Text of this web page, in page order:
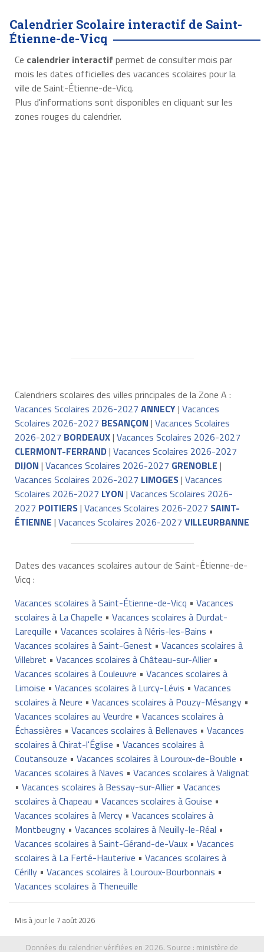
Calendrier Scolaire interactif de Saint-
Étienne-de-Vicq
Ce calendrier interactif permet de consulter mois par
mois les dates officielles des vacances scolaires pour la
ville de Saint-Étienne-de-Vicq.
Plus d'informations sont disponibles en cliquant sur les
zones rouges du calendrier.
Calendriers scolaires des villes principales de la Zone A :
Vacances Scolaires 2026-2027 ANNECY| Vacances
Scolaires 2026-2027 BESANÇON | Vacances Scolaires
2026-2027 BORDEAUX| Vacances Scolaires 2026-2027
CLERMONT-FERRAND| Vacances Scolaires 2026-2027
DIJON | Vacances Scolaires 2026-2027 GRENOBLE |
Vacances Scolaires 2026-2027 LIMOGES| Vacances
Scolaires 2026-2027 LYON | Vacances Scolaires 2026-
2027 POITIERS| Vacances Scolaires 2026-2027 SAINT-
ÉTIENNE | Vacances Scolaires 2026-2027 VILLEURBANNE
Dates des vacances scolaires autour de Saint-Étienne-de-
Vicq :
Vacances scolaires à Saint-Étienne-de-Vicq • Vacances
scolaires à La Chapelle • Vacances scolaires à Durdat-
Larequille • Vacances scolaires à Néris-les-Bains •
Vacances scolaires à Saint-Genest • Vacances scolaires à
Villebret • Vacances scolaires à Château-sur-Allier•
Vacances scolaires à Couleuvre • Vacances scolaires à
Limoise • Vacances scolaires à Lurcy-Lévis • Vacances
scolaires à Neure • Vacances scolaires à Pouzy-Mésangy•
Vacances scolaires au Veurdre • Vacances scolaires à
Échassières • Vacances scolaires à Bellenaves • Vacances
scolaires à Chirat-l'Église • Vacances scolaires à
Coutansouze • Vacances scolaires à Louroux-de-Bouble •
Vacances scolaires à Naves • Vacances scolaires à Valignat
• Vacances scolaires à Bessay-sur-Allier• Vacances
scolaires à Chapeau • Vacances scolaires à Gouise •
Vacances scolaires à Mercy• Vacances scolaires à
Montbeugny• Vacances scolaires à Neuilly-le-Réal •
Vacances scolaires à Saint-Gérand-de-Vaux• Vacances
scolaires à La Ferté-Hauterive • Vacances scolaires à
Cérilly• Vacances scolaires à Louroux-Bourbonnais •
Vacances scolaires à Theneuille
Mis à jour le 7 août 2026
Données du calendrier vérifiées en 2026. Source : ministère de